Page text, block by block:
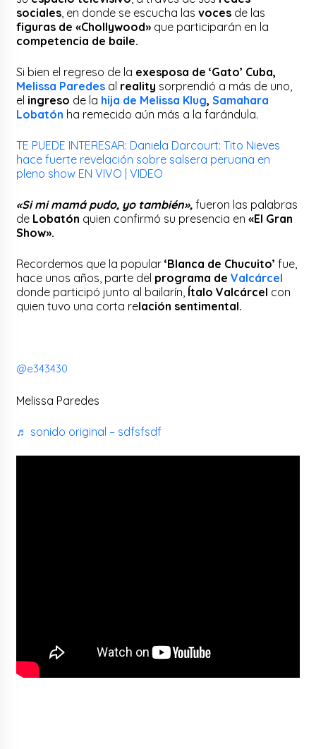
sociales , en donde se escucha lasvoces de las
figuras de «Chollywood» que participarán en la
competencia de baile.
Si bien el regreso de la exesposa de ‘Gato’ Cuba,
Melissa Paredes al reality sorprendió a más de uno,
el ingreso de la hija de Melissa Klug,Samahara
Lobatón ha remecido aún más a la farándula.
TE PUEDE INTERESAR: Daniela Darcourt: Tito Nieves
hace fuerte revelación sobre salsera peruana en
pleno show EN VIVO | VIDEO
«Si mi mamá pudo, yo también»,fueron las palabras
de Lobatón quien confirmó su presencia en«El Gran
Show».
Recordemos que la popular‘Blanca de Chucuito’ fue,
hace unos años, parte del programa deValcárcel
donde participó junto al bailarín, Ítalo Valcárcel con
quien tuvo una corta relación sentimental.
@e343430
Melissa Paredes
♬ sonido original – sdfsfsdf